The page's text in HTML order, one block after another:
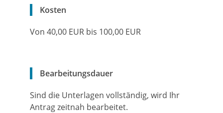
Kosten
Von 40,00 EUR bis 100,00 EUR
Bearbeitungsdauer
Sind die Unterlagen vollständig, wird Ihr
Antrag zeitnah bearbeitet.